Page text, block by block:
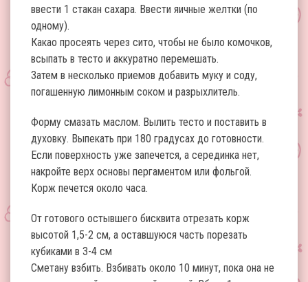
ввести 1 стакан сахара. Ввести яичные желтки (по
одному).
Какао просеять через сито, чтобы не было комочков,
всыпать в тесто и аккуратно перемешать.
Затем в несколько приемов добавить муку и соду,
погашенную лимонным соком и разрыхлитель.
Форму смазать маслом. Вылить тесто и поставить в
духовку. Выпекать при 180 градусах до готовности.
Если поверхность уже запечется, а серединка нет,
накройте верх основы пергаментом или фольгой.
Корж печется около часа.
От готового остывшего бисквита отрезать корж
высотой 1,5-2 см, а оставшуюся часть порезать
кубиками в 3-4 см
Сметану взбить. Взбивать около 10 минут, пока она не